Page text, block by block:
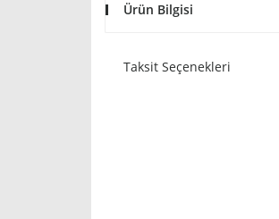
Ürün Bilgisi
Taksit Seçenekleri